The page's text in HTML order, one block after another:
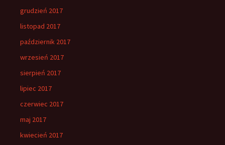
grudzień 2017
listopad 2017
październik 2017
wrzesień 2017
sierpień 2017
lipiec 2017
czerwiec 2017
maj 2017
kwiecień 2017